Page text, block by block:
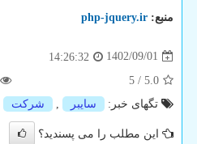
منبع: php-jquery.ir
1402/09/01
14:26:32
5.0
/
5
تگهای خبر:
سایبر , شركت
این مطلب را می پسندید؟